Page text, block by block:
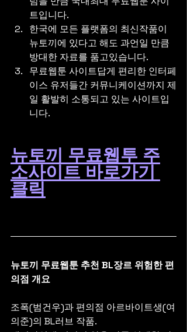
트입니다.
한국에 모든 플랫폼의 최신작품이
뉴토끼에 있다고 해도 과언일 만큼
방대한 자료를 품고있습니다.
무료웹툰 사이트답게 편리한 인터페
이스 유저들간 커뮤니케이션까지 제
일 활발히 소통되고 있는 사이트입
니다.
뉴토끼 무료웹투 주
소사이트 바로가기
클릭
뉴토끼 무료웹툰 추천 BL장르 위험한 편
의점 개요
조폭(범건우)과 편의점 아르바이트생(여
의준)의 BL러브 작품.